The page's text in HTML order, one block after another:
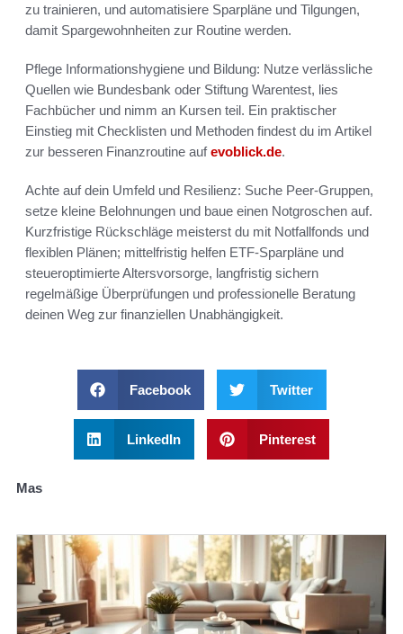
zu trainieren, und automatisiere Sparpläne und Tilgungen,
damit Spargewohnheiten zur Routine werden.
Pflege Informationshygiene und Bildung: Nutze verlässliche
Quellen wie Bundesbank oder Stiftung Warentest, lies
Fachbücher und nimm an Kursen teil. Ein praktischer
Einstieg mit Checklisten und Methoden findest du im Artikel
zur besseren Finanzroutine aufevoblick.de.
Achte auf dein Umfeld und Resilienz: Suche Peer-Gruppen,
setze kleine Belohnungen und baue einen Notgroschen auf.
Kurzfristige Rückschläge meisterst du mit Notfallfonds und
flexiblen Plänen; mittelfristig helfen ETF-Sparpläne und
steueroptimierte Altersvorsorge, langfristig sichern
regelmäßige Überprüfungen und professionelle Beratung
deinen Weg zur finanziellen Unabhängigkeit.
Facebook Twitter
LinkedIn Pinterest
Mas